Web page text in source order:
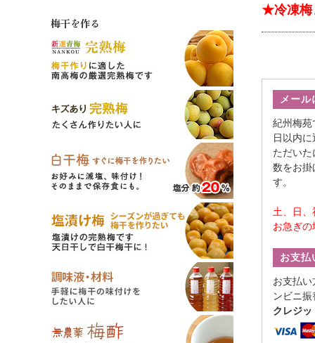
★冷凍梅
メー
紀州梅苑
日以内
ただい
数をお掛
す。
土、日
お急ぎ
お支払
お支払
ンビニ
クレジ
梅干を作る